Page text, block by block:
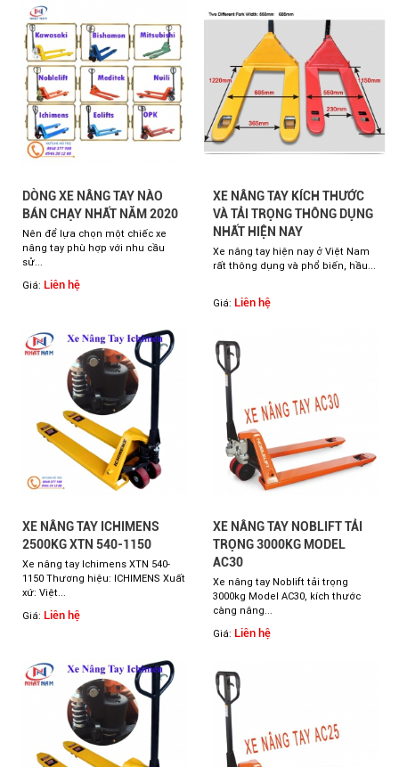
DÒNG XE NÂNG TAY NÀO
BÁN CHẠY NHẤT NĂM 2020
Nên để lựa chọn một chiếc xe
nâng tay phù hợp với nhu cầu
sử...
Giá: Liên hệ
XE NÂNG TAY KÍCH THƯỚC
VÀ TẢI TRỌNG THÔNG DỤNG
NHẤT HIỆN NAY
Xe nâng tay hiện nay ở Việt Nam
rất thông dụng và phổ biến, hầu...
Giá: Liên hệ
XE NÂNG TAY ICHIMENS
2500KG XTN 540-1150
Xe nâng tay Ichimens XTN 540-
1150 Thương hiệu: ICHIMENS Xuất
xứ: Việt...
Giá: Liên hệ
XE NÂNG TAY NOBLIFT TẢI
TRỌNG 3000KG MODEL
AC30
Xe nâng tay Noblift tải trọng
3000kg Model AC30, kích thước
càng nâng...
Giá: Liên hệ